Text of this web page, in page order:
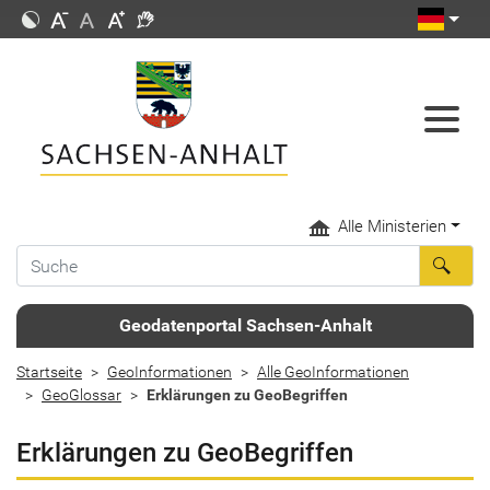
Alle Ministerien
Geodatenportal Sachsen-Anhalt
Startseite GeoInformationen
Alle GeoInformationen
GeoGlossar
Erklärungen zu GeoBegriffen
Erklärungen zu GeoBegriffen